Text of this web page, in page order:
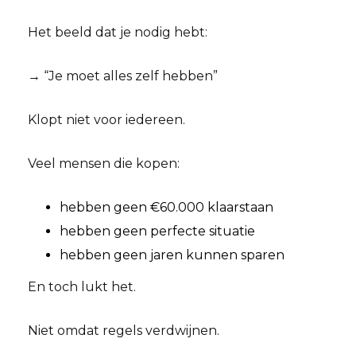
Het beeld dat je nodig hebt:
→ “Je moet alles zelf hebben”
Klopt niet voor iedereen.
Veel mensen die kopen:
hebben geen €60.000 klaarstaan
hebben geen perfecte situatie
hebben geen jaren kunnen sparen
En toch lukt het.
Niet omdat regels verdwijnen.